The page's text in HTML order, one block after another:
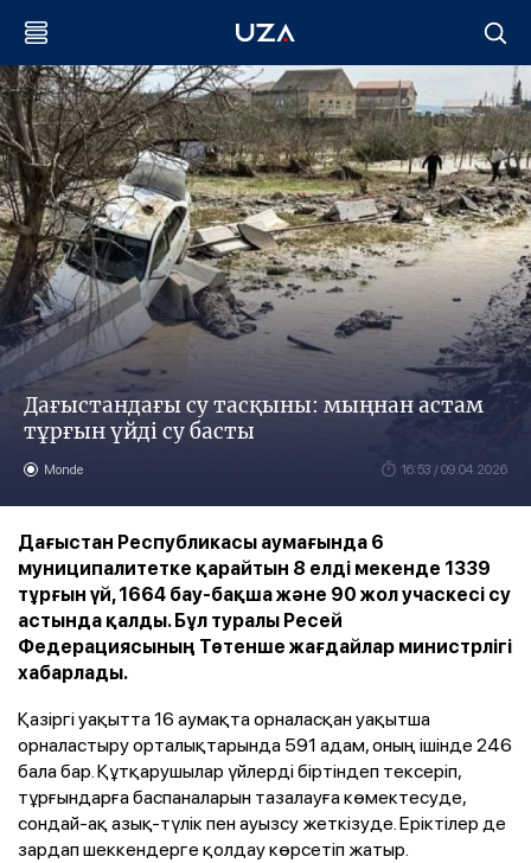
Дағыстандағы су тасқыны: мыңнан астам
тұрғын үйді су басты
Monde 16:53 / 09.04.2026
Дағыстан Республикасы аумағында 6
муниципалитетке қарайтын 8 елді мекенде 1339
тұрғын үй, 1664 бау-бақша және 90 жол учаскесі су
астында қалды. Бұл туралы Ресей
Федерациясының Төтенше жағдайлар министрлігі
хабарлады.
Қазіргі уақытта 16 аумақта орналасқан уақытша
орналастыру орталықтарында 591 адам, оның ішінде 246
бала бар. Құтқарушылар үйлерді біртіндеп тексеріп,
тұрғындарға баспаналарын тазалауға көмектесуде,
сондай-ақ азық-түлік пен ауызсу жеткізуде. Еріктілер де
зардап шеккендерге қолдау көрсетіп жатыр.